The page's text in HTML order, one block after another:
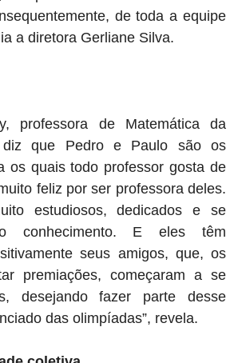
de toda a equipe
a diretora Gerliane Silva.
professora de Matemática da
diz que Pedro e Paulo são os
os quais todo professor gosta de
feliz por ser professora deles.
estudiosos, dedicados e se
conhecimento. E eles têm
seus amigos, que, os
premiações, começaram a se
desejando fazer parte desse
das olimpíadas”, revela.